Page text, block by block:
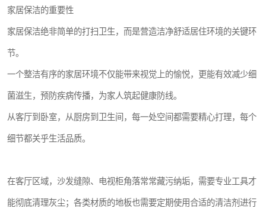
家居保洁的重要性
家居保洁绝非简单的打扫卫生，而是营造洁净舒适居住环境的关键环
节。
一个整洁有序的家居环境不仅能带来视觉上的愉悦，更能有效减少细
菌滋生，预防疾病传播，为家人筑起健康防线。
从客厅到卧室，从厨房到卫生间，每一处空间都需要精心打理，每个
细节都关乎生活品质。
在客厅区域，沙发缝隙、电视柜角落常常藏污纳垢，需要专业工具才
能彻底清理灰尘；各类材质的地板也需要定期使用合适的清洁剂进行